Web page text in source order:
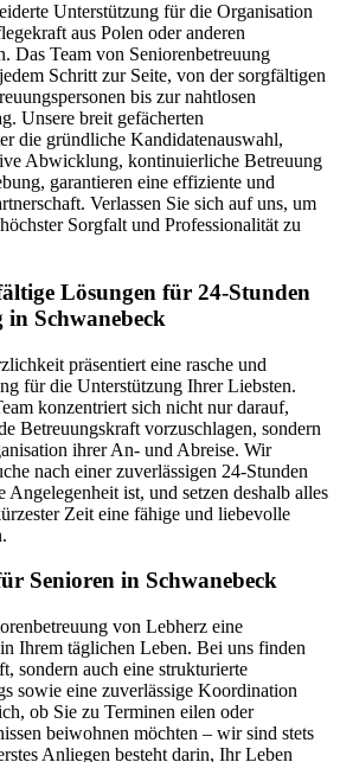
Unterstützung für die Organisation
aus Polen oder anderen
Das Team von Seniorenbetreuung
Schritt zur Seite, von der sorgfältigen
bis zur nahtlosen
Unsere breit gefächerten
die gründliche Kandidatenauswahl,
Abwicklung, kontinuierliche Betreuung
garantieren eine effiziente und
Verlassen Sie sich auf uns, um
Sorgfalt und Professionalität zu
Lösungen für 24-Stunden
in Schwanebeck
präsentiert eine rasche und
für die Unterstützung Ihrer Liebsten.
konzentriert sich nicht nur darauf,
Betreuungskraft vorzuschlagen, sondern
ihrer An- und Abreise. Wir
nach einer zuverlässigen 24-Stunden
ist, und setzen deshalb alles
Zeit eine fähige und liebevolle
Senioren in Schwanebeck
von Lebherz eine
Ihrem täglichen Leben. Bei uns finden
sondern auch eine strukturierte
sowie eine zuverlässige Koordination
ob Sie zu Terminen eilen oder
beiwohnen möchten – wir sind stets
Anliegen besteht darin, Ihr Leben